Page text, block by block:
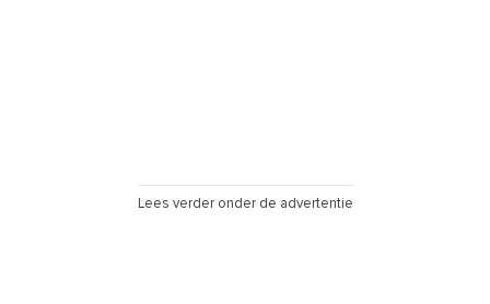
Lees verder onder de advertentie